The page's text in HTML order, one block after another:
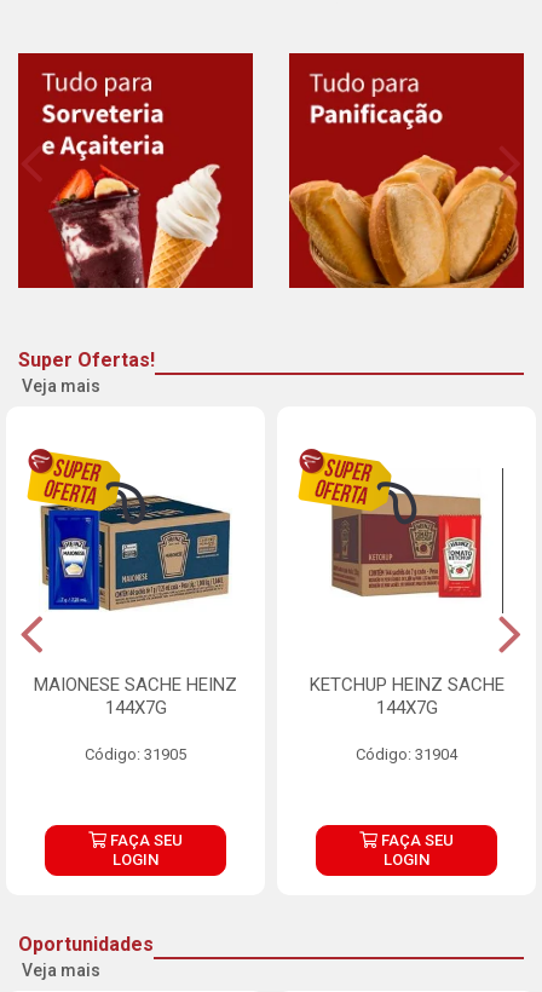
Super Ofertas!
Veja mais
MAIONESE SACHE HEINZ
144X7G
Código: 31905
FAÇA SEU
LOGIN
KETCHUP HEINZ SACHE
144X7G
Código: 31904
FAÇA SEU
LOGIN
Oportunidades
Veja mais